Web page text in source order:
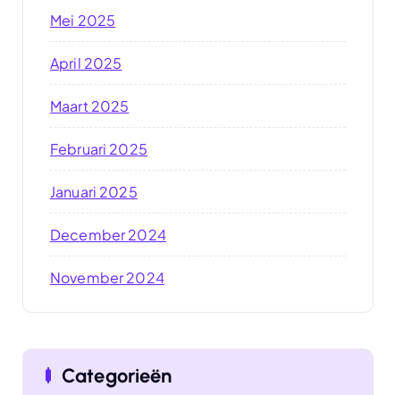
Mei 2025
April 2025
Maart 2025
Februari 2025
Januari 2025
December 2024
November 2024
Categorieën